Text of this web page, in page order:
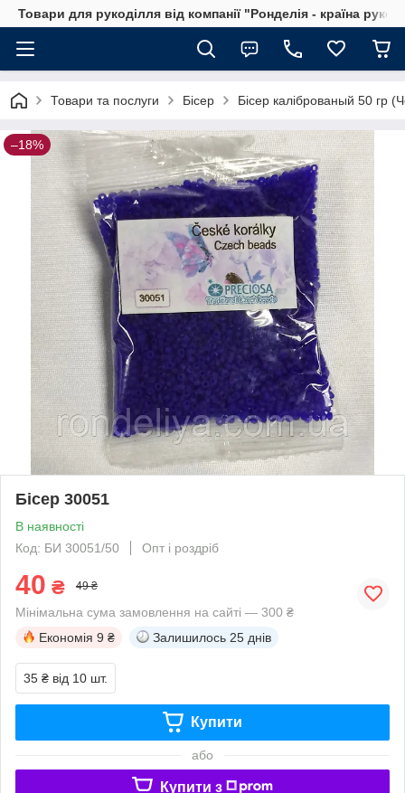
Товари для рукоділля від компанії "Ронделія - країна
Товари та послуги Бісер Бісер каліброваный 50 гр
–18%
Бісер 30051
В наявності
Код: БИ 30051/50
Опт і роздріб
40 ₴ 49 ₴
Мінімальна сума замовлення на сайті — 300 ₴
Економія 9 ₴ Залишилось 25 днів
35 ₴ від 10 шт.
Купити
або
Купити з